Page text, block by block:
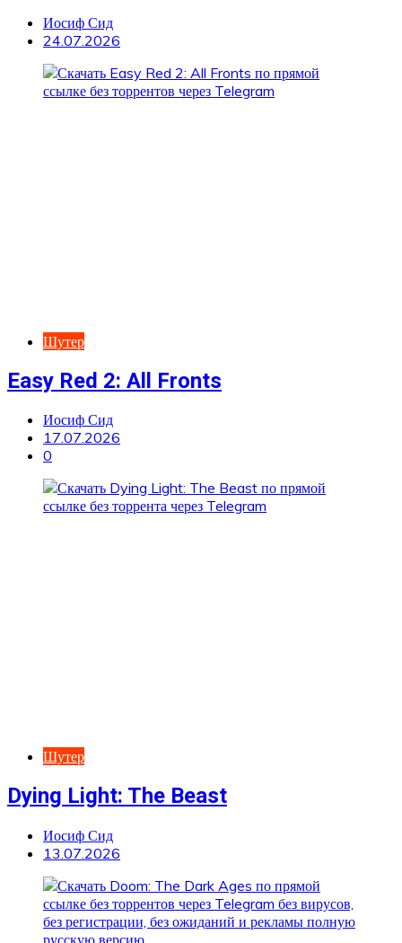
Иосиф Сид
24.07.2026
Шутер
Easy Red 2: All Fronts
Иосиф Сид
17.07.2026
0
Шутер
Dying Light: The Beast
Иосиф Сид
13.07.2026